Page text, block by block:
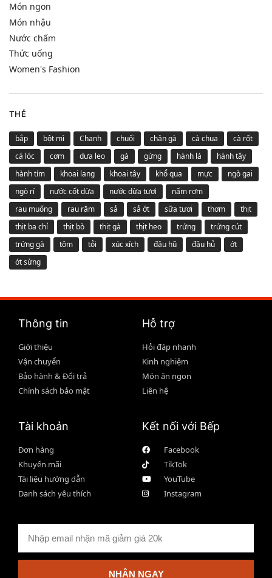
Món ngon
Món nhậu
Nước chấm
Thức uống
Women's Fashion
THẺ
bắp bột mì Chanh chuối chân gà cà chua
cà rốt
cá lóc
cơm dưa leo gà gừng hành lá
hành tây
hành tím
khoai lang khoai tây khổ qua mực
ngò gai
ngò rí
nước cốt dừa nước dừa tươi
nấm rơm
rau muống
rau răm sả sả ớt sữa tươi thơm
thịt
thịt ba chỉ
thịt bò thịt gà thịt heo trứng
trứng cút
trứng gà
tôm tỏi xúc xích đậu hũ đậu hủ
ớt
ớt sừng
Thông tin
Giới thiệu
Vận chuyển
Bảo hành & Đổi trả
Chính sách bảo mật
Hỗ trợ
Hỏi đáp nhanh
Kinh nghiệm
Món ăn ngon
Liên hệ
Tài khoản
Đơn hàng
Khuyến mãi
Tài liệu hướng dẫn
Danh sách yêu thích
Kết nối với Bếp
Facebook
TikTok
YouTube
Instagram
NHẬN NGAY